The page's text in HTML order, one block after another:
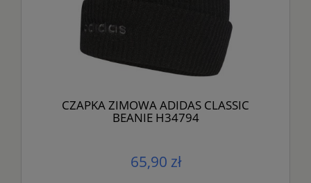
CZAPKA ZIMOWA ADIDAS CLASSIC
BEANIE H34794
65,90 zł